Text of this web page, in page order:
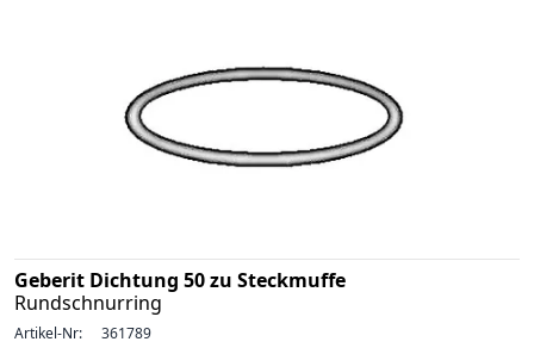
Geberit Dichtung 50 zu Steckmuffe
Rundschnurring
Artikel-Nr: 361789